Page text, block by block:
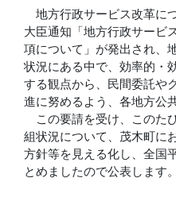
地方行政サービス改革に
大臣通知「地方行政サービ
項について」が発出され、
状況にある中で、効率的・
する観点から、民間委託や
進に努めるよう、各地方公
この要請を受け、このた
組状況について、茂木町に
方針等を見える化し、全国
とめましたので公表します。